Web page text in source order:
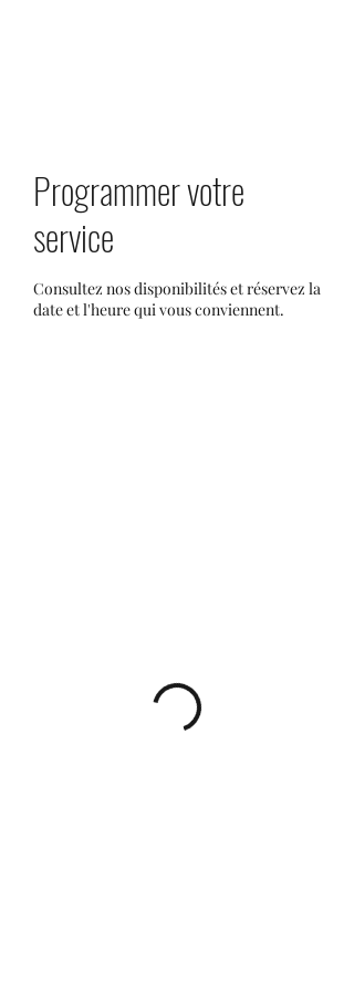
Programmer votre
service
Consultez nos disponibilités et réservez la
date et l'heure qui vous conviennent.